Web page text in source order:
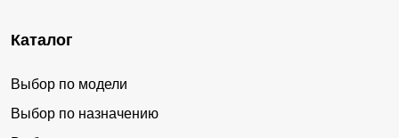
Каталог
Выбор по модели
Выбор по назначению